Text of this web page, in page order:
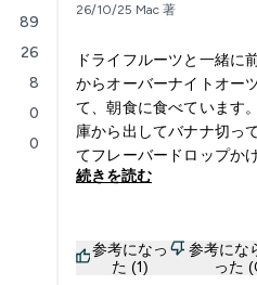
89
26
8
0
0
26/10/25 Mac 著
ドライフルーツと一緒に
からオーバーナイトオー
て、朝食に食べています
庫から出してバナナ切っ
てフレーバードロップか
けなので楽チンです。 た
すが、量と価格を考えれ
に満足出来る品質です。
続きを読む
参考になっ
た (1)
参考にな
った